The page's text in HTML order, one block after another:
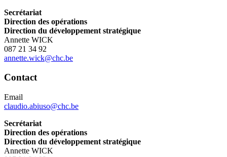
Secrétariat
Direction des opérations
Direction du développement stratégique
Annette WICK
087 21 34 92
annette.wick@chc.be
Contact
Email
claudio.abiuso@chc.be
Secrétariat
Direction des opérations
Direction du développement stratégique
Annette WICK